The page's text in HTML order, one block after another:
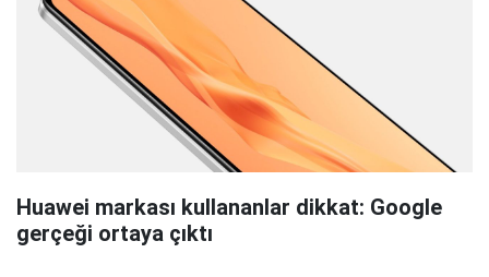
Huawei markası kullananlar dikkat: Google
gerçeği ortaya çıktı